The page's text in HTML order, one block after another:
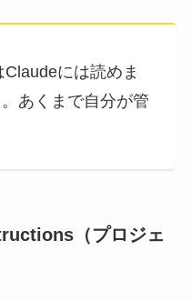
には読めま
あくまで自分が管
（プロジェ